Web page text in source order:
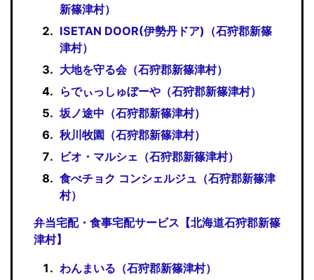
新篠津村）
ISETAN DOOR(伊勢丹ドア)（石狩郡新篠
津村）
大地を守る会（石狩郡新篠津村）
らでぃっしゅぼーや（石狩郡新篠津村）
坂ノ途中（石狩郡新篠津村）
秋川牧園（石狩郡新篠津村）
ビオ・マルシェ（石狩郡新篠津村）
食べチョク コンシェルジュ（石狩郡新篠津
村）
弁当宅配・食事宅配サービス【北海道石狩郡新篠
津村】
わんまいる（石狩郡新篠津村）